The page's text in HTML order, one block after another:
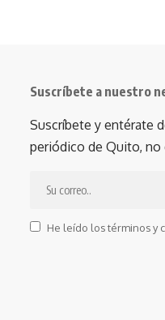
Suscríbete a nuestro
Suscríbete y entérate
periódico de Quito, no
He leído los términos y